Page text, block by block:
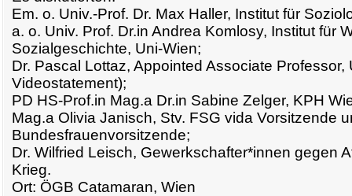
Em. o. Univ.-Prof. Dr. Max Haller, Institut für
a. o. Univ. Prof. Dr.in Andrea Komlosy, Institut für
Sozialgeschichte, Uni-Wien;
Dr. Pascal Lottaz, Appointed Associate Professor,
Videostatement);
PD HS-Prof.in Mag.a Dr.in Sabine Zelger, KPH
Mag.a Olivia Janisch, Stv. FSG vida Vorsitzende
Bundesfrauenvorsitzende;
Dr. Wilfried Leisch, Gewerkschafter*innen gegen
Krieg.
Ort: ÖGB Catamaran, Wien